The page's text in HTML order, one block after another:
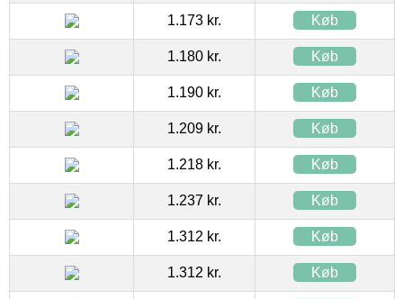
1.173 kr. Køb
1.180 kr. Køb
1.190 kr. Køb
1.209 kr. Køb
1.218 kr. Køb
1.237 kr. Køb
1.312 kr. Køb
1.312 kr. Køb